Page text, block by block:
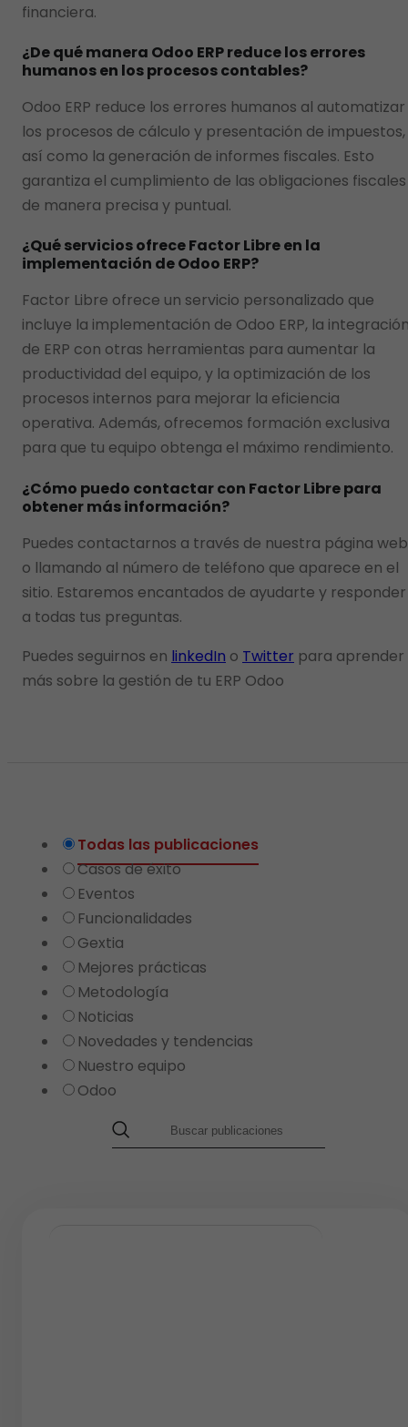
financiera.
¿De qué manera Odoo ERP reduce los errores
humanos en los procesos contables?
Odoo ERP reduce los errores humanos al automatizar
los procesos de cálculo y presentación de impuestos,
así como la generación de informes fiscales. Esto
garantiza el cumplimiento de las obligaciones fiscales
de manera precisa y puntual.
¿Qué servicios ofrece Factor Libre en la
implementación de Odoo ERP?
Factor Libre ofrece un servicio personalizado que
incluye la implementación de Odoo ERP, la
de ERP con otras herramientas para aumentar la
productividad del equipo, y la optimización de los
procesos internos para mejorar la eficiencia
operativa. Además, ofrecemos formación exclusiva
para que tu equipo obtenga el máximo rendimiento.
¿Cómo puedo contactar con Factor Libre para
obtener más información?
Puedes contactarnos a través de nuestra página web
o llamando al número de teléfono que aparece en el
sitio. Estaremos encantados de ayudarte y responder
a todas tus preguntas.
Puedes seguirnos en linkedIn o Twitter para aprender
más sobre la gestión de tu ERP Odoo
Todas las publicaciones
Casos de éxito
Eventos
Funcionalidades
Gextia
Mejores prácticas
Metodología
Noticias
Novedades y tendencias
Nuestro equipo
Odoo